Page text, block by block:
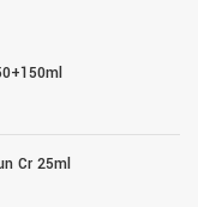
Cr 25ml